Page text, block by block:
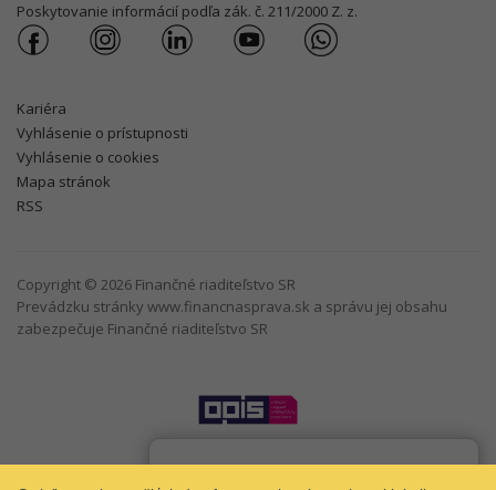
Poskytovanie informácií podľa zák. č. 211/2000 Z. z.
Kariéra
Vyhlásenie o prístupnosti
Vyhlásenie o cookies
Mapa stránok
RSS
Copyright © 2026 Finančné riaditeľstvo SR
Prevádzku stránky www.financnasprava.sk a správu jej obsahu
zabezpečuje Finančné riaditeľstvo SR